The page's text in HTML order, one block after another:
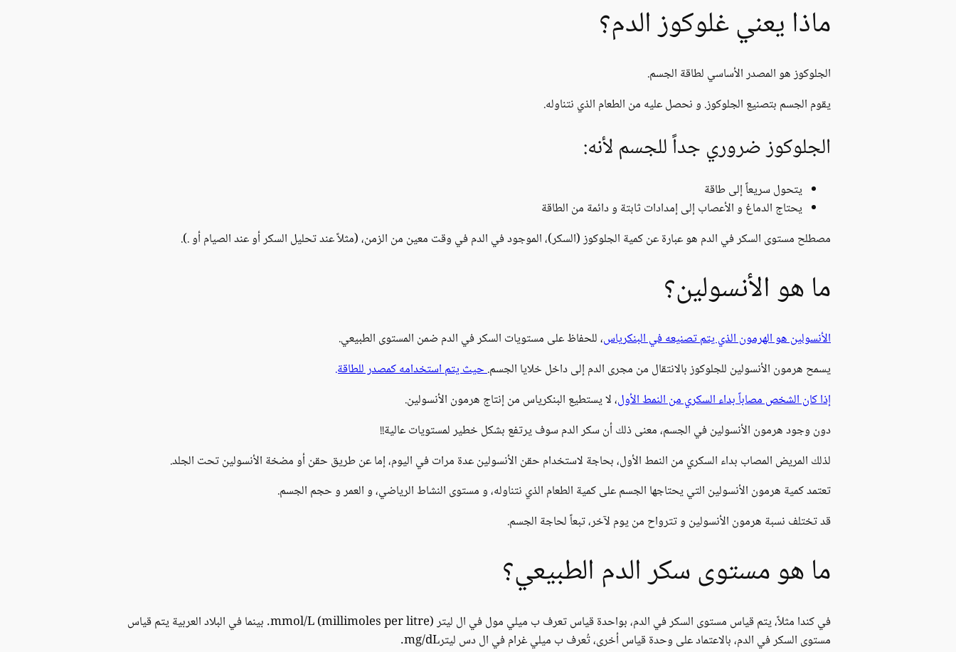
ماذا يعني غلوكوز الدم؟
الجلوكوز هو المصدر الأساسي لطاقة الجسم.
يقوم الجسم بتصنيع الجلوكوز. و نحصل عليه من الطعام الذي نتناوله.
الجلوكوز ضروري جداً للجسم لأنه:
يتحول سريعاً إلى طاقة
يحتاج الدماغ و الأعصاب إلى إمدادات ثابتة و دائمة من الطاقة
مصطلح مستوى السكر في الدم هو عبارة عن كمية الجلوكوز (السكر)، الموجود في الدم في وقت معين من الزمن، (مثلاً عند تحليل السكر أو عند الصيام أو .).
ما هو الأنسولين؟
الأنسولين هو الهرمون الذي يتم تصنيعه في البنكرياس، للحفاظ على مستويات السكر في الدم ضمن المستوى الطبيعي.
يسمح هرمون الأنسولين للجلوكوز بالانتقال من مجرى الدم إلى داخل خلايا الجسم.حيث يتم استخدامه كمصدر للطاقة.
إذا كان الشخص مصاباً بداء السكري من النمط الأول، لا يستطيع البنكرياس من إنتاج هرمون الأنسولين.
دون وجود هرمون الأنسولين في الجسم، معنى ذلك أن سكر الدم سوف يرتفع بشكل خطير لمستويات عالية!!
لذلك المريض المصاب بداء السكري من النمط الأول، بحاجة لاستخدام حقن الأنسولين عدة مرات في اليوم، إما عن طريق حقن أو مضخة الأنسولين تحت الجلد.
تعتمد كمية هرمون الأنسولين التي يحتاجها الجسم على كمية الطعام الذي نتناوله، و مستوى النشاط الرياضي، و العمر و حجم الجسم.
قد تختلف نسبة هرمون الأنسولين و تترواح من يوم لآخر، تبعاً لحاجة الجسم.
ما هو مستوى سكر الدم الطبيعي؟
في كندا مثلاً، يتم قياس مستوى السكر في الدم، بواحدة قياس تعرف ب ميلي مول في ال ليتر mmol/L (millimoles per litre). بينما في البلاد العربية يتم قياس
مستوى السكر في الدم، بالاعتماد على وحدة قياس أخرى، تُعرف ب ميلي غرام في ال دس ليترmg/dL.